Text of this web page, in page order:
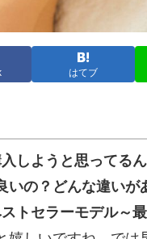
はてブ
しようと思ってる
いの？どんな違い
トセラーモデル～